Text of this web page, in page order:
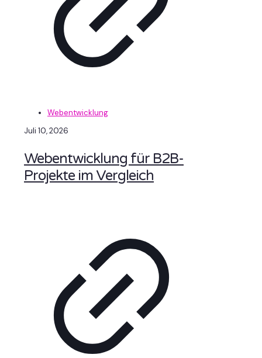
Webentwicklung
Juli 10, 2026
Webentwicklung für B2B-
Projekte im Vergleich